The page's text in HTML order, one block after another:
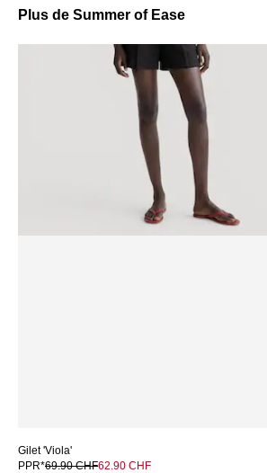
Plus de Summer of Ease
Gilet 'Viola'
PPR*69.90 CHF62.90 CHF